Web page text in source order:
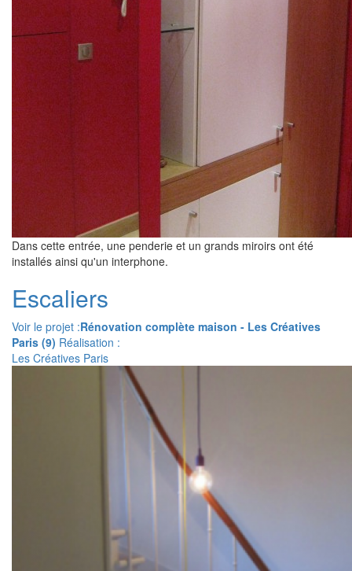
Dans cette entrée, une penderie et un grands miroirs ont été
installés ainsi qu'un interphone.
Escaliers
Voir le projet :Rénovation complète maison - Les Créatives
Paris (9) Réalisation :
Les Créatives Paris